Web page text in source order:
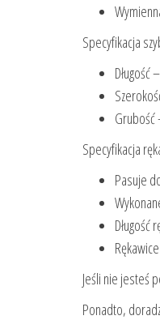
Specyfikacja
Długość
Grubość
Specyfikacja
Pasuje
Długość
Jeśli nie jesteś
Ponadto,